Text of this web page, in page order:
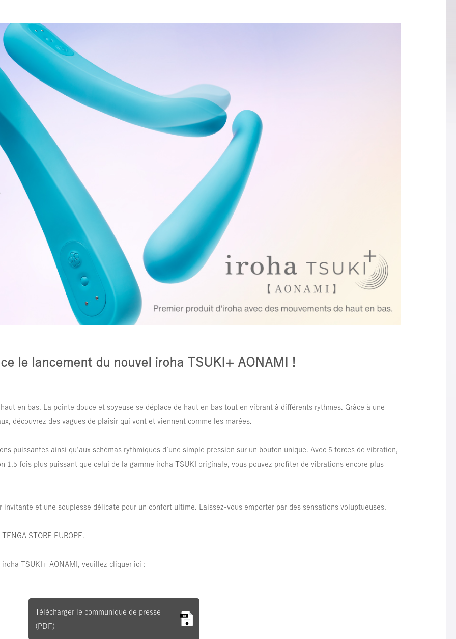
le lancement du nouvel iroha TSUKI+ AONAMI !
en bas. La pointe douce et soyeuse se déplace de haut en bas tout en vibrant à différents rythmes. Grâce à une
découvrez des vagues de plaisir qui vont et viennent comme les marées.
puissantes ainsi qu’aux schémas rythmiques d’une simple pression sur un bouton unique. Avec 5 forces de vibration,
1,5 fois plus puissant que celui de la gamme iroha TSUKI originale, vous pouvez profiter de vibrations encore plus
invitante et une souplesse délicate pour un confort ultime. Laissez-vous emporter par des sensations voluptueuses.
TENGA STORE EUROPE
TSUKI+ AONAMI, veuillez cliquer ici :
Télécharger le communiqué de presse
(PDF)